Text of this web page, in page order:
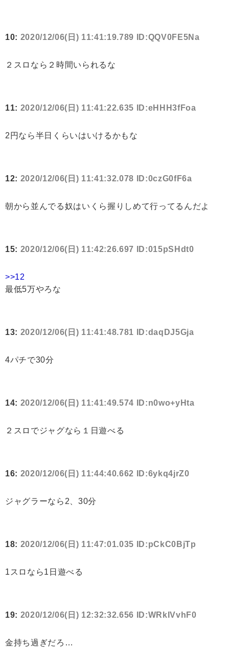
10: 2020/12/06(日) 11:41:19.789 ID:QQV0FE5Na
２スロなら２時間いられるな
11: 2020/12/06(日) 11:41:22.635 ID:eHHH3fFoa
2円なら半日くらいはいけるかもな
12: 2020/12/06(日) 11:41:32.078 ID:0czG0fF6a
朝から並んでる奴はいくら握りしめて行ってるんだよ
15: 2020/12/06(日) 11:42:26.697 ID:015pSHdt0
>>12
最低5万やろな
13: 2020/12/06(日) 11:41:48.781 ID:daqDJ5Gja
4パチで30分
14: 2020/12/06(日) 11:41:49.574 ID:n0wo+yHta
２スロでジャグなら１日遊べる
16: 2020/12/06(日) 11:44:40.662 ID:6ykq4jrZ0
ジャグラーなら2、30分
18: 2020/12/06(日) 11:47:01.035 ID:pCkC0BjTp
1スロなら1日遊べる
19: 2020/12/06(日) 12:32:32.656 ID:WRkIVvhF0
金持ち過ぎだろ…